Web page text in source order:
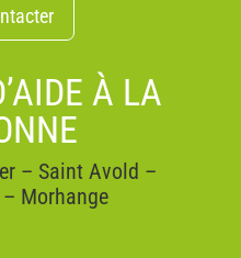
À LA
– Saint Avold –
Morhange